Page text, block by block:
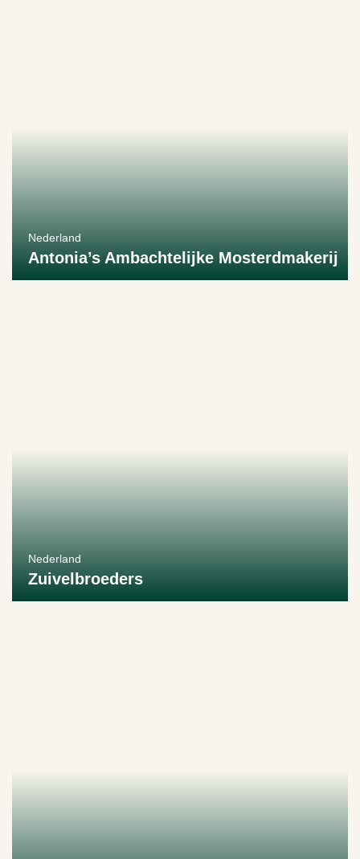
Nederland
Antonia’s Ambachtelijke Mosterdmakerij
Nederland
Zuivelbroeders